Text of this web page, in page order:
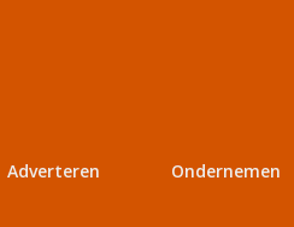
Adverteren Ondernemen